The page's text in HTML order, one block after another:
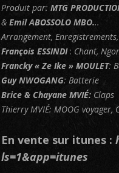
Produit par: MTG
& Emil ABOSSOLO MBO...
Arrangement,
François ESSINDI: Chant,
Francky « Ze Ike » MOULET:
Guy NWOGANG: Batterie
Brice & Chayane MVIÉ:Claps
Thierry MVIÉ: MOOG voyager,
En vente sur itunes :
ls=1&app=itunes